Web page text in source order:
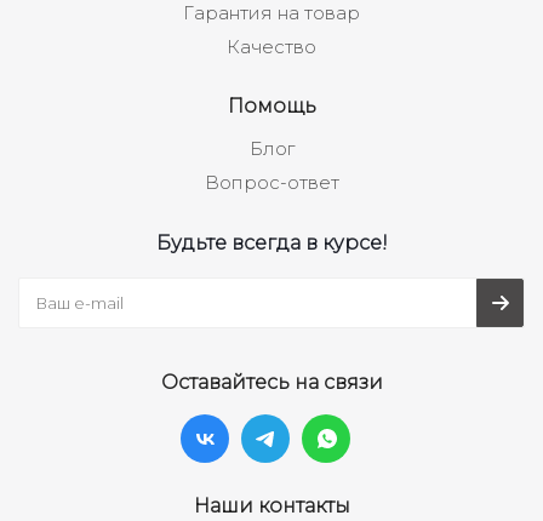
Гарантия на товар
Качество
Помощь
Блог
Вопрос-ответ
Будьте всегда в курсе!
Оставайтесь на связи
Наши контакты